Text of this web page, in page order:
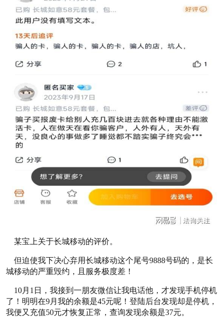
某宝上关于长城移动的评价。
但迫使我下决心弃用长城移动这个尾号9888号码的，是长
城移动的严重毁约，且服务极度差！
10月1日，我接到一朋友微信让我电话他，才发现手机停机
了！明明在9月我的余额是45元呢！登陆后台发现却是停机，
我便又充值50元才恢复正常，查询发现余额是37元。